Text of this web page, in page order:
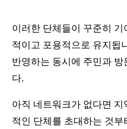
이러한 단체들이 꾸준히
적이고 포용적으로 유지됩
반영하는 동시에 주민과 방
다.
아직 네트워크가 없다면
적인 단체를 초대하는 것